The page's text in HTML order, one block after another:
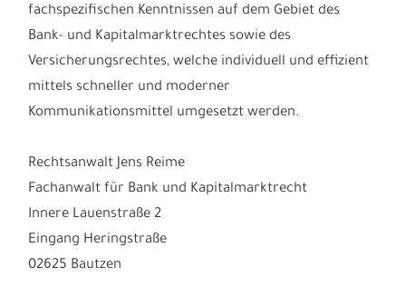
fachspezifischen Kenntnissen auf dem Gebiet des
Bank- und Kapitalmarktrechtes sowie des
Versicherungsrechtes, welche individuell und effizient
mittels schneller und moderner
Kommunikationsmittel umgesetzt werden.
Rechtsanwalt Jens Reime
Fachanwalt für Bank und Kapitalmarktrecht
Innere Lauenstraße 2
Eingang Heringstraße
02625 Bautzen